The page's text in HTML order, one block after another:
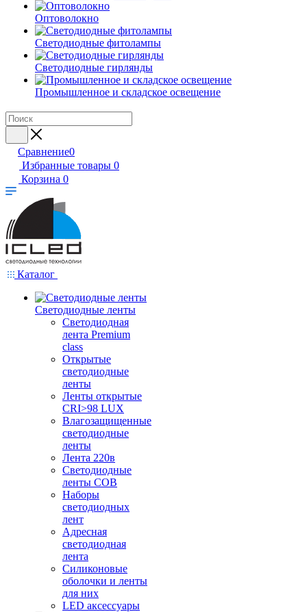
Оптоволокно
Светодиодные фитолампы
Светодиодные гирлянды
Промышленное и складское освещение
Сравнение0
Избранные товары 0
Корзина 0
Каталог
Светодиодные ленты
Светодиодная
лента Premium
class
Открытые
светодиодные
ленты
Ленты открытые
CRI>98 LUX
Влагозащищенные
светодиодные
ленты
Лента 220в
Светодиодные
ленты COB
Наборы
светодиодных
лент
Адресная
светодиодная
лента
Силиконовые
оболочки и ленты
для них
LED аксессуары